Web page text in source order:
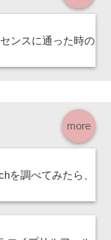
ンスに通った時の
more
を調べてみたら、